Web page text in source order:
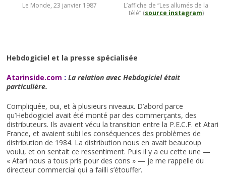
Le Monde, 23 janvier 1987
L’affiche de “Les allumés de la
télé” (source instagram)
Hebdogiciel et la presse spécialisée
Atarinside.com : La relation avec Hebdogiciel était
particulière.
Compliquée, oui, et à plusieurs niveaux. D’abord parce
qu’Hebdogiciel avait été monté par des commerçants, des
distributeurs. Ils avaient vécu la transition entre la P.E.C.F. et Atari
France, et avaient subi les conséquences des problèmes de
distribution de 1984. La distribution nous en avait beaucoup
voulu, et on sentait ce ressentiment. Puis il y a eu cette une —
« Atari nous a tous pris pour des cons » — je me rappelle du
directeur commercial qui a failli s’étouffer.